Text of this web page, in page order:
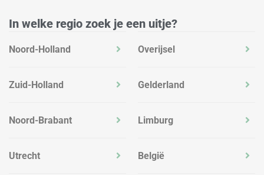
In welke regio zoek je een uitje?
Noord-Holland
Zuid-Holland
Noord-Brabant
Utrecht
Overijsel
Gelderland
Limburg
België